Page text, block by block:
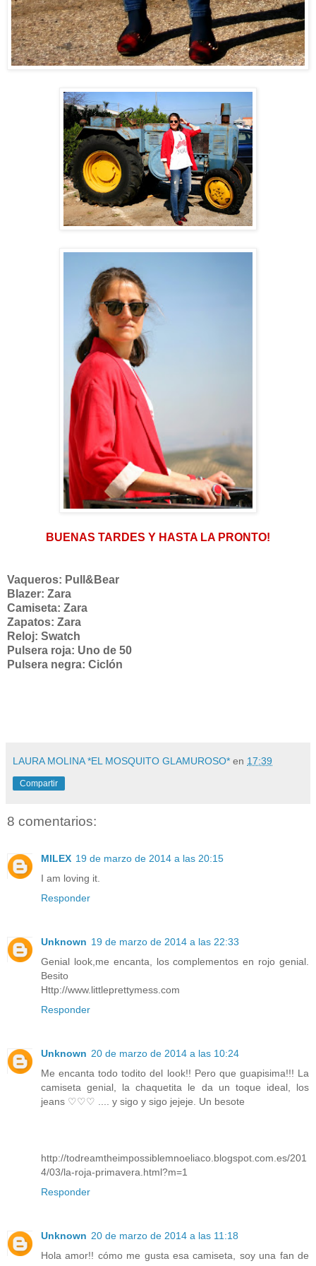
BUENAS TARDES Y HASTA LA PRONTO!
Vaqueros: Pull&Bear
Blazer: Zara
Camiseta: Zara
Zapatos: Zara
Reloj: Swatch
Pulsera roja: Uno de 50
Pulsera negra: Ciclón
LAURA MOLINA *EL MOSQUITO GLAMUROSO* en 17:39
Compartir
8 comentarios:
MILEX 19 de marzo de 2014 a las 20:15
I am loving it.
Responder
Unknown 19 de marzo de 2014 a las 22:33
Genial look,me encanta, los complementos en rojo genial.
Besito
Http://www.littleprettymess.com
Responder
Unknown 20 de marzo de 2014 a las 10:24
Me encanta todo todito del look!! Pero que guapisima!!! La
camiseta genial, la chaquetita le da un toque ideal, los
jeans ♡♡♡ .... y sigo y sigo jejeje. Un besote
http://todreamtheimpossiblemnoeliaco.blogspot.com.es/201
4/03/la-roja-primavera.html?m=1
Responder
Unknown 20 de marzo de 2014 a las 11:18
Hola amor!! cómo me gusta esa camiseta, soy una fan de